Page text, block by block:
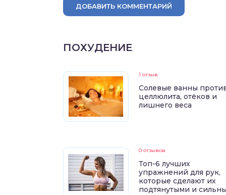
ДОБАВИТЬ КОММЕНТАРИЙ
ПОХУДЕНИЕ
1 отзыв
Солевые ванны
целлюлита, отёков и
лишнего веса
0 отзывов
Топ-6 лучших
упражнений для рук,
которые сделают их
подтянутыми и